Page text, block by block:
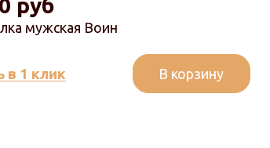
мужская Воин
в 1 клик В корзину